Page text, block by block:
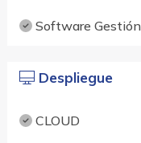
Software Gestión
Despliegue
CLOUD